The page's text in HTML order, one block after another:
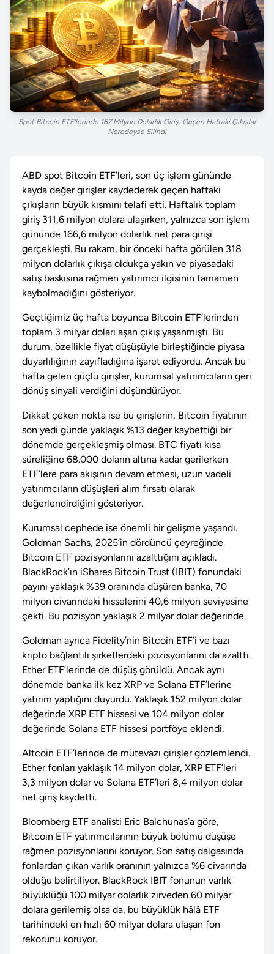
Spot Bitcoin ETF’lerinde 167 Milyon Dolarlık Giriş: Geçen Haftaki Çıkışlar
Neredeyse Silindi
ABD spot Bitcoin ETF’leri, son üç işlem gününde
kayda değer girişler kaydederek geçen haftaki
çıkışların büyük kısmını telafi etti. Haftalık toplam
giriş 311,6 milyon dolara ulaşırken, yalnızca son işlem
gününde 166,6 milyon dolarlık net para girişi
gerçekleşti. Bu rakam, bir önceki hafta görülen 318
milyon dolarlık çıkışa oldukça yakın ve piyasadaki
satış baskısına rağmen yatırımcı ilgisinin tamamen
kaybolmadığını gösteriyor.
Geçtiğimiz üç hafta boyunca Bitcoin ETF’lerinden
toplam 3 milyar doları aşan çıkış yaşanmıştı. Bu
durum, özellikle fiyat düşüşüyle birleştiğinde piyasa
duyarlılığının zayıfladığına işaret ediyordu. Ancak bu
hafta gelen güçlü girişler, kurumsal yatırımcıların geri
dönüş sinyali verdiğini düşündürüyor.
Dikkat çeken nokta ise bu girişlerin, Bitcoin fiyatının
son yedi günde yaklaşık %13 değer kaybettiği bir
dönemde gerçekleşmiş olması. BTC fiyatı kısa
süreliğine 68.000 doların altına kadar gerilerken
ETF’lere para akışının devam etmesi, uzun vadeli
yatırımcıların düşüşleri alım fırsatı olarak
değerlendirdiğini gösteriyor.
Kurumsal cephede ise önemli bir gelişme yaşandı.
Goldman Sachs, 2025’in dördüncü çeyreğinde
Bitcoin ETF pozisyonlarını azalttığını açıkladı.
BlackRock’ın iShares Bitcoin Trust (IBIT) fonundaki
payını yaklaşık %39 oranında düşüren banka, 70
milyon civarındaki hisselerini 40,6 milyon seviyesine
çekti. Bu pozisyon yaklaşık 2 milyar dolar değerinde.
Goldman ayrıca Fidelity’nin Bitcoin ETF’i ve bazı
kripto bağlantılı şirketlerdeki pozisyonlarını da azalttı.
Ether ETF’lerinde de düşüş görüldü. Ancak aynı
dönemde banka ilk kez XRP ve Solana ETF’lerine
yatırım yaptığını duyurdu. Yaklaşık 152 milyon dolar
değerinde XRP ETF hissesi ve 104 milyon dolar
değerinde Solana ETF hissesi portföye eklendi.
Altcoin ETF’lerinde de mütevazı girişler gözlemlendi.
Ether fonları yaklaşık 14 milyon dolar, XRP ETF’leri
3,3 milyon dolar ve Solana ETF’leri 8,4 milyon dolar
net giriş kaydetti.
Bloomberg ETF analisti Eric Balchunas’a göre,
Bitcoin ETF yatırımcılarının büyük bölümü düşüşe
rağmen pozisyonlarını koruyor. Son satış dalgasında
fonlardan çıkan varlık oranının yalnızca %6 civarında
olduğu belirtiliyor. BlackRock IBIT fonunun varlık
büyüklüğü 100 milyar dolarlık zirveden 60 milyar
dolara gerilemiş olsa da, bu büyüklük hâlâ ETF
tarihindeki en hızlı 60 milyar dolara ulaşan fon
rekorunu koruyor.